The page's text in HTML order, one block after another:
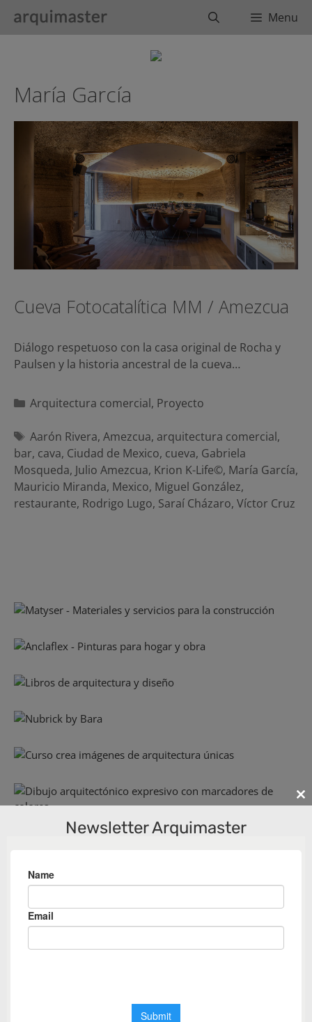
BuscarMenu
María García
Cueva Fotocatalítica MM / Amezcua
Diálogo respetuoso con la casa original de Rocha y
Paulsen y la historia ancestral de la cueva…
Categorías
Arquitectura comercial, Proyecto
Etiquetas
Aarón Rivera, Amezcua, arquitectura comercial,
bar, cava, Ciudad de Mexico, cueva, Gabriela
Mosqueda, Julio Amezcua, Krion K-Life©, María García,
Mauricio Miranda, Mexico, Miguel González,
restaurante, Rodrigo Lugo, Saraí Cházaro, Víctor Cruz
Newsletter Arquimaster